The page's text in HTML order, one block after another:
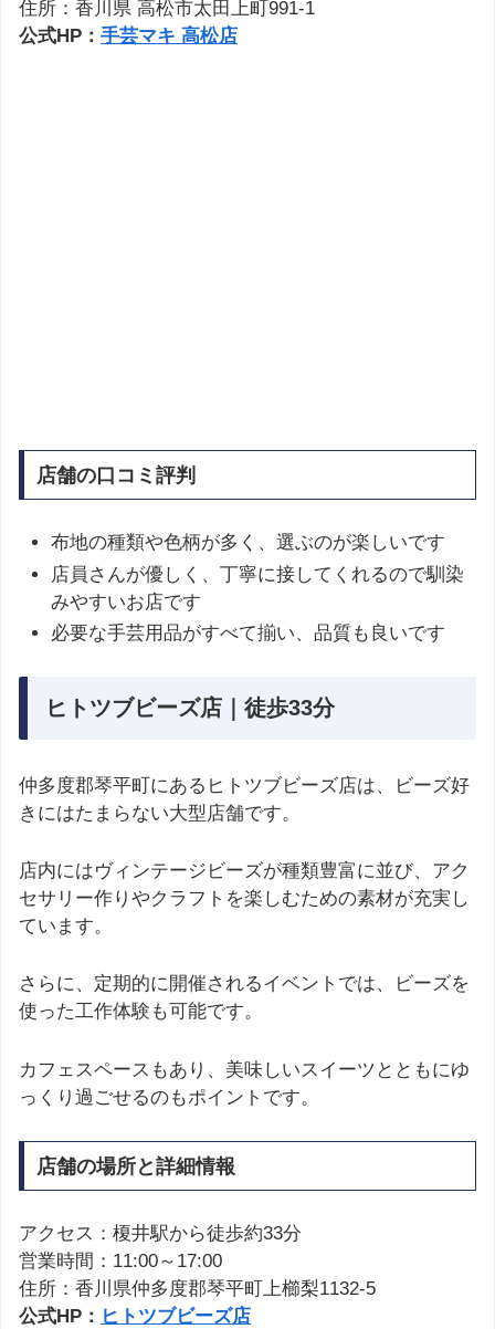
住所：香川県 高松市太田上町991-1
公式HP： 手芸マキ 高松店
店舗の口コミ評判
布地の種類や色柄が多く、選ぶのが楽しいです
店員さんが優しく、丁寧に接してくれるので馴染
みやすいお店です
必要な手芸用品がすべて揃い、品質も良いです
ヒトツブビーズ店｜徒歩33分
仲多度郡琴平町にあるヒトツブビーズ店は、ビーズ好
きにはたまらない大型店舗です。
店内にはヴィンテージビーズが種類豊富に並び、アク
セサリー作りやクラフトを楽しむための素材が充実し
ています。
さらに、定期的に開催されるイベントでは、ビーズを
使った工作体験も可能です。
カフェスペースもあり、美味しいスイーツとともにゆ
っくり過ごせるのもポイントです。
店舗の場所と詳細情報
アクセス：榎井駅から徒歩約33分
営業時間：11:00～17:00
住所：香川県仲多度郡琴平町上櫛梨1132-5
公式HP： ヒトツブビーズ店